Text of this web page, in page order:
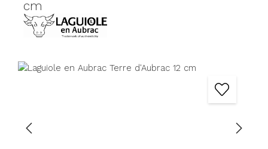
cm
Bildergalerie überspringen